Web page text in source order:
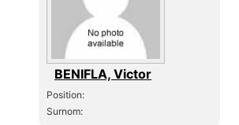
BENIFLA, Victor
Position:
Surnom: